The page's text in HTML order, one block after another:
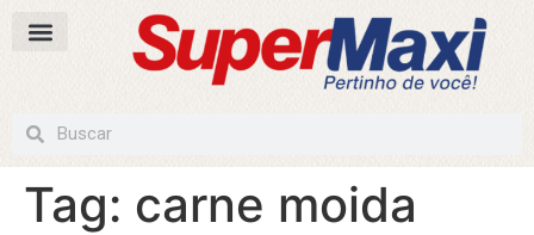
Tag: carne moida